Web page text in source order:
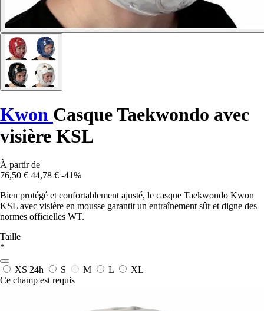
Kwon Casque Taekwondo avec
visière KSL
À partir de
76,50 € 44,78 € -41%
Bien protégé et confortablement ajusté, le casque Taekwondo Kwon
KSL avec visière en mousse garantit un entraînement sûr et digne des
normes officielles WT.
Taille
*
XS 24h S M L
XL
Ce champ est requis